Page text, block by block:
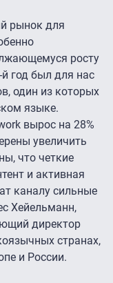
рынок для
росту
год был для нас
один из которых
языке.
вырос на 28%
увеличить
что четкие
и активная
каналу сильные
Хейельманн,
директор
странах,
и России.